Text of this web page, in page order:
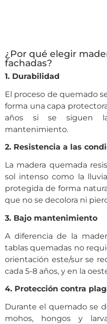
¿Por qué elegir
fachadas?
1. Durabilidad
El proceso de quemado
forma una capa
años si se siguen
mantenimiento.
2. Resistencia a las
La madera quemada
sol intenso como la
protegida de forma
que no se decolora ni
3. Bajo mantenimiento
A diferencia de la
tablas quemadas no
orientación este/sur se
cada 5-8 años, y en la
4. Protección contra
Durante el quemado se
mohos, hongos y